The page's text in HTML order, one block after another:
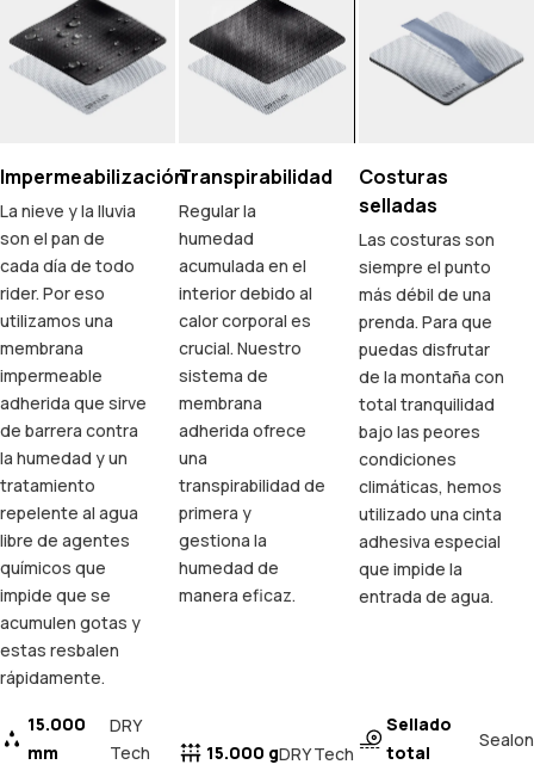
Impermeabilización
La nieve y la lluvia
son el pan de
cada día de todo
rider. Por eso
utilizamos una
membrana
impermeable
adherida que sirve
de barrera contra
la humedad y un
tratamiento
repelente al agua
libre de agentes
químicos que
impide que se
acumulen gotas y
estas resbalen
rápidamente.
15.000
mm
DRY
Tech
Transpirabilidad
Regular la
humedad
acumulada en el
interior debido al
calor corporal es
crucial. Nuestro
sistema de
membrana
adherida ofrece
una
transpirabilidad de
primera y
gestiona la
humedad de
manera eficaz.
15.000 gDRY Tech
Costuras
selladas
Las costuras son
siempre el punto
más débil de una
prenda. Para que
puedas disfrutar
de la montaña con
total tranquilidad
bajo las peores
condiciones
climáticas, hemos
utilizado una cinta
adhesiva especial
que impide la
entrada de agua.
Sellado
total
Sealon